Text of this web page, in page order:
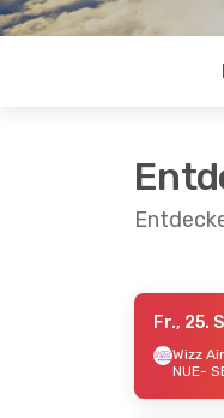
- Mo., 7. Sept.
Direkt
Fr., 25.
Wizz
NUE-